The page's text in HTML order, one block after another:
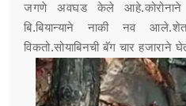
PARENTAL MENU
PARENTAL MENU
जगणे अवघड केले आहे.कोरोनाने
बि.बियान्याने नाकी नव
विकतो.सोयाबिनची बॅग चार हजाराने